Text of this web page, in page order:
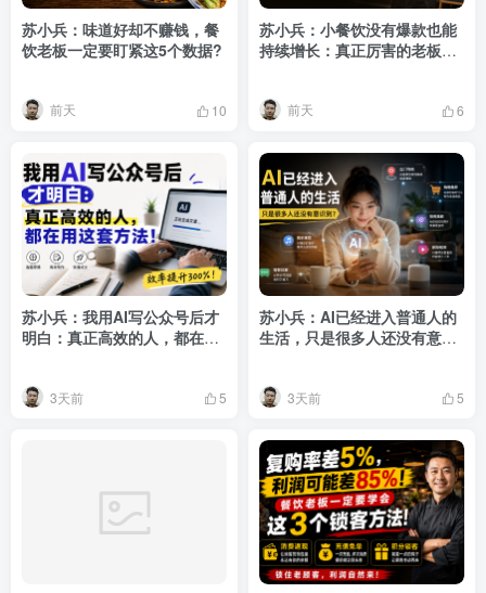
苏小兵：味道好却不赚钱，餐
饮老板一定要盯紧这5个数据?
前天 10
苏小兵：小餐饮没有爆款也能
持续增长：真正厉害的老板，
前天 6
苏小兵：我用AI写公众号后才
明白：真正高效的人，都在用
3天前 5
苏小兵：AI已经进入普通人的
生活，只是很多人还没有意识
3天前 5